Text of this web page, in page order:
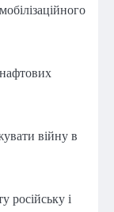
війну в
російську і